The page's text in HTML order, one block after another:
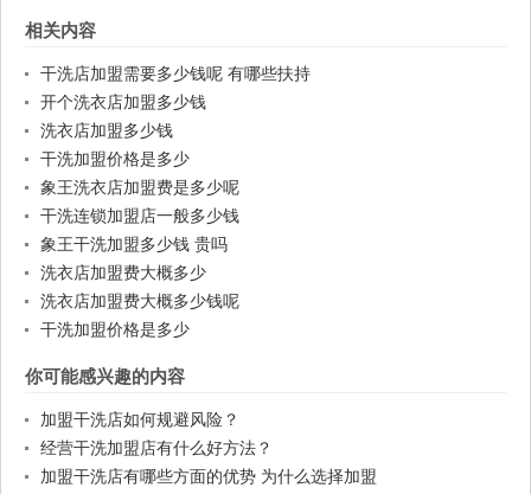
相关内容
干洗店加盟需要多少钱呢 有哪些扶持
开个洗衣店加盟多少钱
洗衣店加盟多少钱
干洗加盟价格是多少
象王洗衣店加盟费是多少呢
干洗连锁加盟店一般多少钱
象王干洗加盟多少钱 贵吗
洗衣店加盟费大概多少
洗衣店加盟费大概多少钱呢
干洗加盟价格是多少
你可能感兴趣的内容
加盟干洗店如何规避风险？
经营干洗加盟店有什么好方法？
加盟干洗店有哪些方面的优势 为什么选择加盟